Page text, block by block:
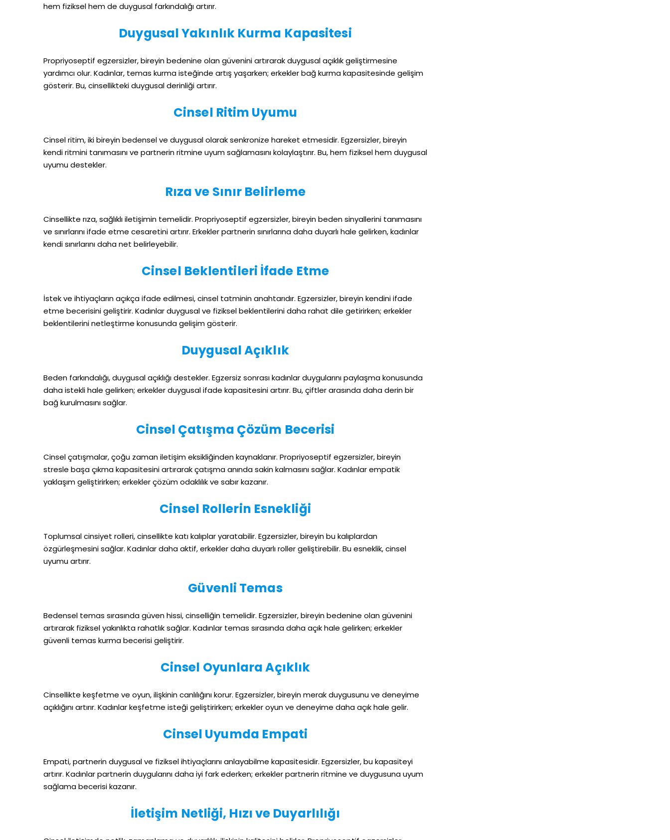
hem fiziksel hem de duygusal farkındalığı artırır.
Duygusal Yakınlık Kurma Kapasitesi
Propriyoseptif egzersizler, bireyin bedenine olan güvenini artırarak duygusal açıklık geliştirmesine
yardımcı olur. Kadınlar, temas kurma isteğinde artış yaşarken; erkekler bağ kurma kapasitesinde gelişim
gösterir. Bu, cinsellikteki duygusal derinliği artırır.
Cinsel Ritim Uyumu
Cinsel ritim, iki bireyin bedensel ve duygusal olarak senkronize hareket etmesidir. Egzersizler, bireyin
kendi ritmini tanımasını ve partnerin ritmine uyum sağlamasını kolaylaştırır. Bu, hem fiziksel hem duygusal
uyumu destekler.
Rıza ve Sınır Belirleme
Cinsellikte rıza, sağlıklı iletişimin temelidir. Propriyoseptif egzersizler, bireyin beden sinyallerini tanımasını
ve sınırlarını ifade etme cesaretini artırır. Erkekler partnerin sınırlarına daha duyarlı hale gelirken, kadınlar
kendi sınırlarını daha net belirleyebilir.
Cinsel Beklentileri İfade Etme
İstek ve ihtiyaçların açıkça ifade edilmesi, cinsel tatminin anahtarıdır. Egzersizler, bireyin kendini ifade
etme becerisini geliştirir. Kadınlar duygusal ve fiziksel beklentilerini daha rahat dile getirirken; erkekler
beklentilerini netleştirme konusunda gelişim gösterir.
Duygusal Açıklık
Beden farkındalığı, duygusal açıklığı destekler. Egzersiz sonrası kadınlar duygularını paylaşma konusunda
daha istekli hale gelirken; erkekler duygusal ifade kapasitesini artırır. Bu, çiftler arasında daha derin bir
bağ kurulmasını sağlar.
Cinsel Çatışma Çözüm Becerisi
Cinsel çatışmalar, çoğu zaman iletişim eksikliğinden kaynaklanır. Propriyoseptif egzersizler, bireyin
stresle başa çıkma kapasitesini artırarak çatışma anında sakin kalmasını sağlar. Kadınlar empatik
yaklaşım geliştirirken; erkekler çözüm odaklılık ve sabır kazanır.
Cinsel Rollerin Esnekliği
Toplumsal cinsiyet rolleri, cinsellikte katı kalıplar yaratabilir. Egzersizler, bireyin bu kalıplardan
özgürleşmesini sağlar. Kadınlar daha aktif, erkekler daha duyarlı roller geliştirebilir. Bu esneklik, cinsel
uyumu artırır.
Güvenli Temas
Bedensel temas sırasında güven hissi, cinselliğin temelidir. Egzersizler, bireyin bedenine olan güvenini
artırarak fiziksel yakınlıkta rahatlık sağlar. Kadınlar temas sırasında daha açık hale gelirken; erkekler
güvenli temas kurma becerisi geliştirir.
Cinsel Oyunlara Açıklık
Cinsellikte keşfetme ve oyun, ilişkinin canlılığını korur. Egzersizler, bireyin merak duygusunu ve deneyime
açıklığını artırır. Kadınlar keşfetme isteği geliştirirken; erkekler oyun ve deneyime daha açık hale gelir.
Cinsel Uyumda Empati
Empati, partnerin duygusal ve fiziksel ihtiyaçlarını anlayabilme kapasitesidir. Egzersizler, bu kapasiteyi
artırır. Kadınlar partnerin duygularını daha iyi fark ederken; erkekler partnerin ritmine ve duygusuna uyum
sağlama becerisi kazanır.
İletişim Netliği, Hızı ve Duyarlılığı